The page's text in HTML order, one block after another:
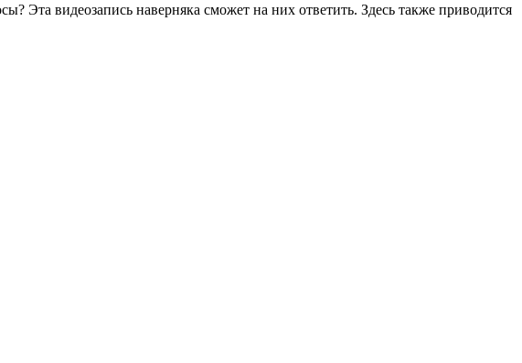
Эта видеозапись наверняка сможет на них ответить. Здесь также приводится